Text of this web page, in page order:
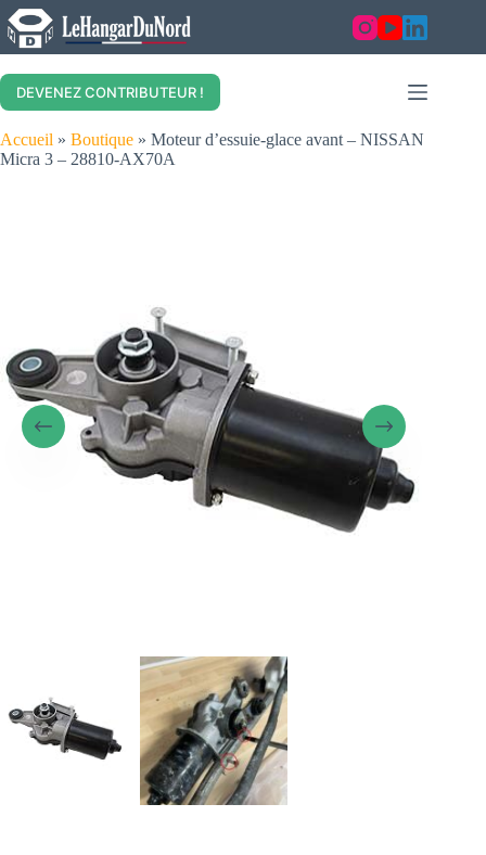
Skip
to
content
DEVENEZ CONTRIBUTEUR !
Accueil » Boutique » Moteur d’essuie-glace avant – NISSAN
Micra 3 – 28810-AX70A